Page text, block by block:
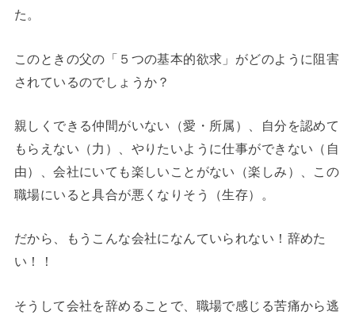
た。
このときの父の「５つの基本的欲求」がどのように阻害
されているのでしょうか？
親しくできる仲間がいない（愛・所属）、自分を認めて
もらえない（力）、やりたいように仕事ができない（自
由）、会社にいても楽しいことがない（楽しみ）、この
職場にいると具合が悪くなりそう（生存）。
だから、もうこんな会社になんていられない！辞めた
い！！
そうして会社を辞めることで、職場で感じる苦痛から逃